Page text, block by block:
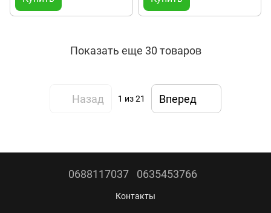
Показать еще 30 товаров
Назад 1 из 21 Вперед
0688117037 0635453766
Контакты